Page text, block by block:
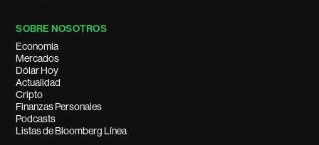
SOBRE NOSOTROS
Economía
Mercados
Dólar Hoy
Actualidad
Cripto
Finanzas Personales
Podcasts
Listas de Bloomberg Línea